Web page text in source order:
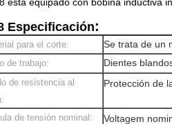
Especificación:
para el corte: Se trata de un
de trabajo: Dientes
de resistencia al
Protección de
de tensión nominal: Voltagem